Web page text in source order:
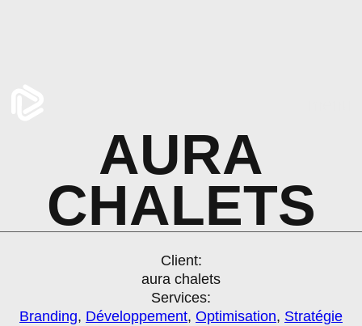
AURA
CHALETS
Client:
aura chalets
Services:
Branding, Développement, Optimisation, Stratégie